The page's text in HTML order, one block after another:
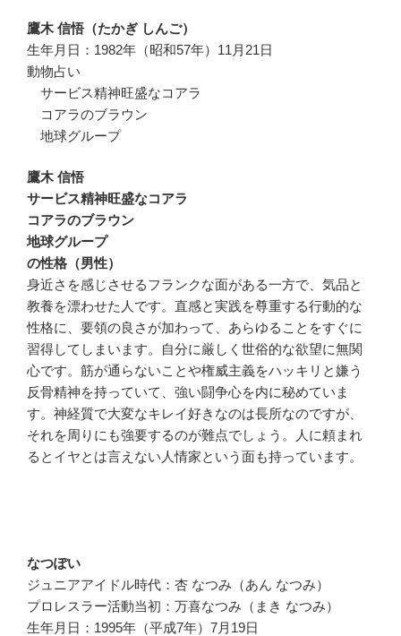
鷹木 信悟（たかぎ しんご）
生年月日：1982年（昭和57年）11月21日
動物占い
サービス精神旺盛なコアラ
コアラのブラウン
地球グループ
鷹木 信悟
サービス精神旺盛なコアラ
コアラのブラウン
地球グループ
の性格（男性）
身近さを感じさせるフランクな面がある一方で、気品と
教養を漂わせた人です。直感と実践を尊重する行動的な
性格に、要領の良さが加わって、あらゆることをすぐに
習得してしまいます。自分に厳しく世俗的な欲望に無関
心です。筋が通らないことや権威主義をハッキリと嫌う
反骨精神を持っていて、強い闘争心を内に秘めていま
す。神経質で大変なキレイ好きなのは長所なのですが、
それを周りにも強要するのが難点でしょう。人に頼まれ
るとイヤとは言えない人情家という面も持っています。
なつぽい
ジュニアアイドル時代：杏 なつみ（あん なつみ）
プロレスラー活動当初：万喜なつみ（まき なつみ）
生年月日：1995年（平成7年）7月19日